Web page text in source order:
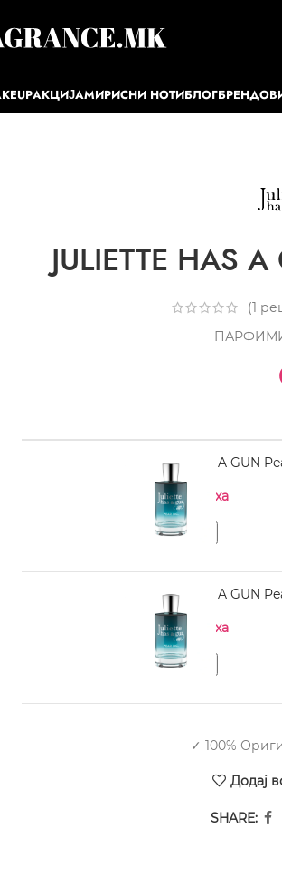
АКЦИЈАМИРИСНИ НОТИБЛОГ
JULIETTE HAS
(1
JULIETTE HAS A GUN
Нема на залиха
JULIETTE HAS A GUN
Нема на залиха
✓ 100%
Додај
SHARE: